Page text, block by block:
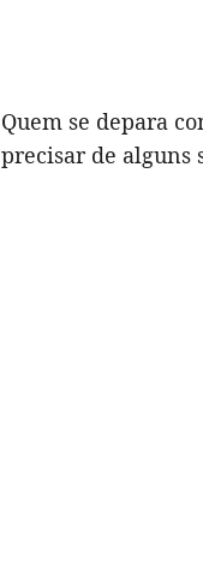
Quem se depara
precisar de alguns